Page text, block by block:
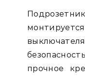
прочное